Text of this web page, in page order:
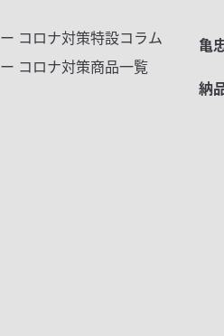
ー コロナ対策特設コラム
ー コロナ対策商品一覧
亀
納